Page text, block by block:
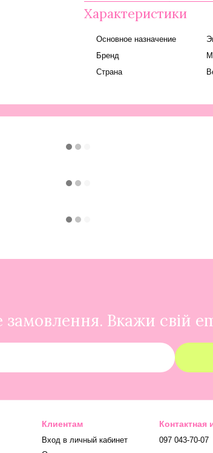
Характеристики
Основное назначение
Бренд
Страна
Вкажи свій
Клиентам
Вход в личный кабинет
097 043-70-07